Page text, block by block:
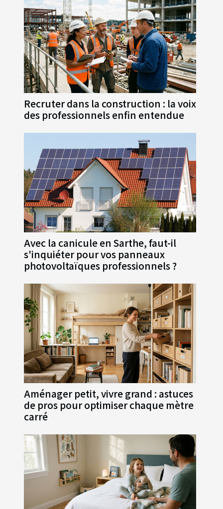
Recruter dans la construction : la voix
des professionnels enfin entendue
Avec la canicule en Sarthe, faut-il
s'inquiéter pour vos panneaux
photovoltaïques professionnels ?
Aménager petit, vivre grand : astuces
de pros pour optimiser chaque mètre
carré